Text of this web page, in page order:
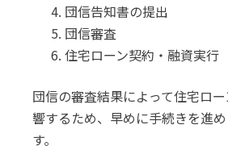
団信告知書の提出
団信審査
住宅ローン契約・融資実行
団信の審査結果によって住宅ロ
響するため、早めに手続きを進
す。